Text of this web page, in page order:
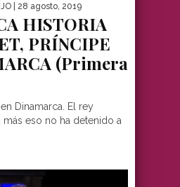
| 28 agosto, 2019
HISTORIA
PRÍNCIPE
(Primera
Dinamarca. El rey
más eso no ha detenido a